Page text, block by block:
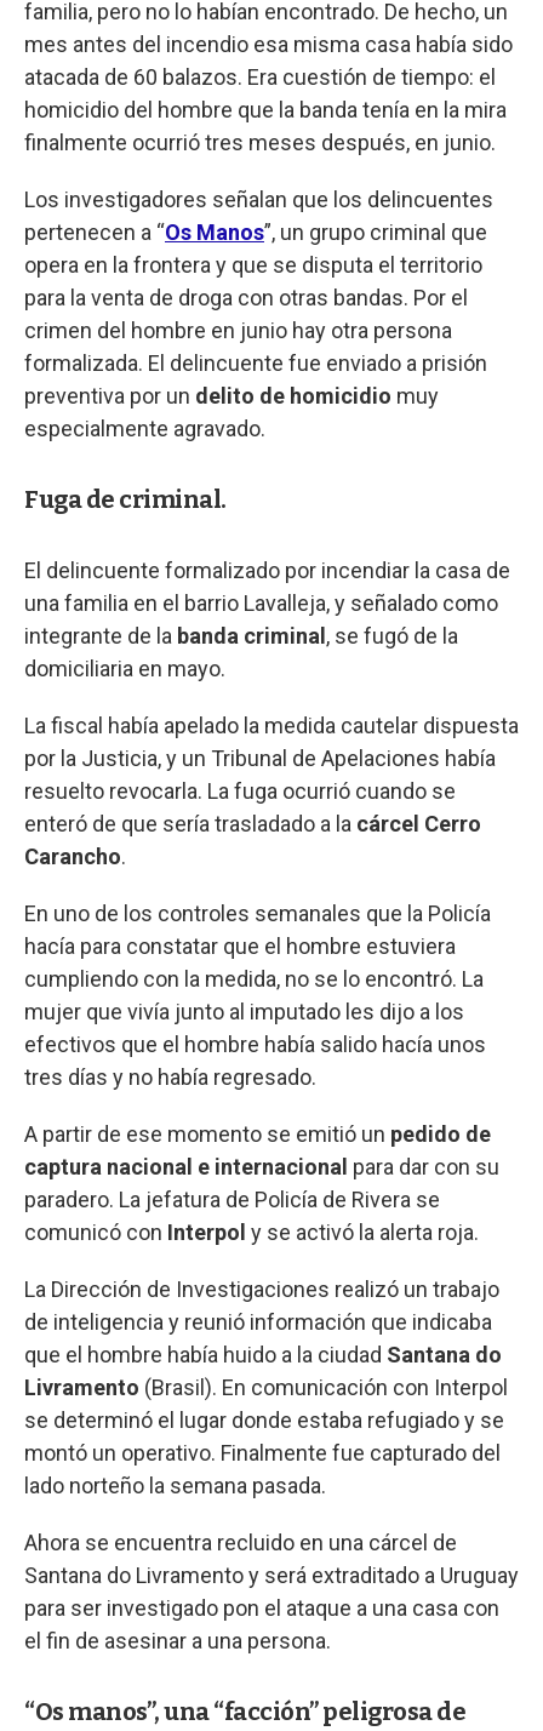
familia, pero no lo habían encontrado. De hecho, un
mes antes del incendio esa misma casa había sido
atacada de 60 balazos. Era cuestión de tiempo: el
homicidio del hombre que la banda tenía en la mira
finalmente ocurrió tres meses después, en junio.
Los investigadores señalan que los delincuentes
pertenecen a “Os Manos”, un grupo criminal que
opera en la frontera y que se disputa el territorio
para la venta de droga con otras bandas. Por el
crimen del hombre en junio hay otra persona
formalizada. El delincuente fue enviado a prisión
preventiva por un delito de homicidio muy
especialmente agravado.
Fuga de criminal.
El delincuente formalizado por incendiar la casa de
una familia en el barrio Lavalleja, y señalado como
integrante de la banda criminal , se fugó de la
domiciliaria en mayo.
La fiscal había apelado la medida cautelar dispuesta
por la Justicia, y un Tribunal de Apelaciones había
resuelto revocarla. La fuga ocurrió cuando se
enteró de que sería trasladado a la cárcel Cerro
Carancho.
En uno de los controles semanales que la Policía
hacía para constatar que el hombre estuviera
cumpliendo con la medida, no se lo encontró. La
mujer que vivía junto al imputado les dijo a los
efectivos que el hombre había salido hacía unos
tres días y no había regresado.
A partir de ese momento se emitió un pedido de
captura nacional e internacional para dar con su
paradero. La jefatura de Policía de Rivera se
comunicó con Interpol y se activó la alerta roja.
La Dirección de Investigaciones realizó un trabajo
de inteligencia y reunió información que indicaba
que el hombre había huido a la ciudad Santana do
Livramento (Brasil). En comunicación con Interpol
se determinó el lugar donde estaba refugiado y se
montó un operativo. Finalmente fue capturado del
lado norteño la semana pasada.
Ahora se encuentra recluido en una cárcel de
Santana do Livramento y será extraditado a Uruguay
para ser investigado pon el ataque a una casa con
el fin de asesinar a una persona.
“Os manos”, una “facción” peligrosa de